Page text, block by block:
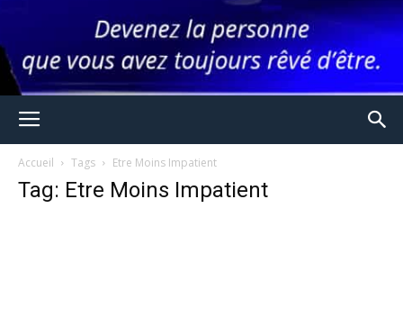
Accueil Tags Etre Moins Impatient
Tag: Etre Moins Impatient